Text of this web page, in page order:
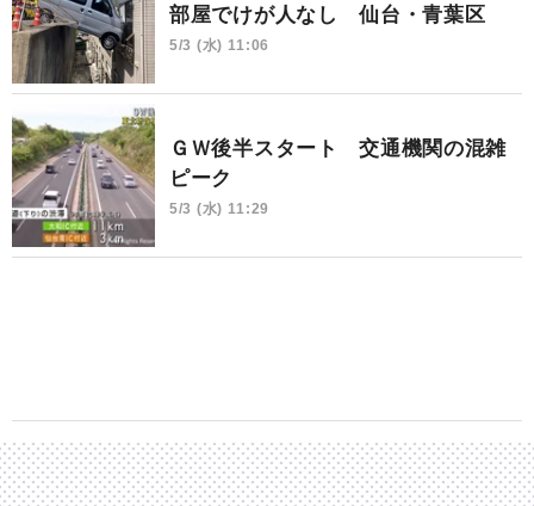
部屋でけが人なし 仙台・青葉区
5/3 (水) 11:06
ＧＷ後半スタート 交通機関の混雑
ピーク
5/3 (水) 11:29